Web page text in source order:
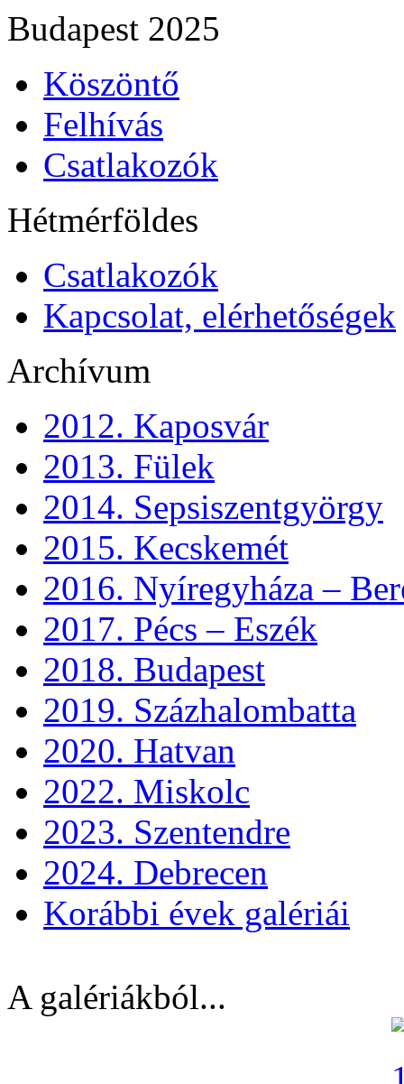
Budapest 2025
Köszöntő
Felhívás
Csatlakozók
Hétmérföldes
Csatlakozók
Kapcsolat, elérhetőségek
Archívum
2012. Kaposvár
2013. Fülek
2014. Sepsiszentgyörgy
2015. Kecskemét
2016. Nyíregyháza –
2017. Pécs – Eszék
2018. Budapest
2019. Százhalombatta
2020. Hatvan
2022. Miskolc
2023. Szentendre
2024. Debrecen
Korábbi évek galériái
A galériákból...